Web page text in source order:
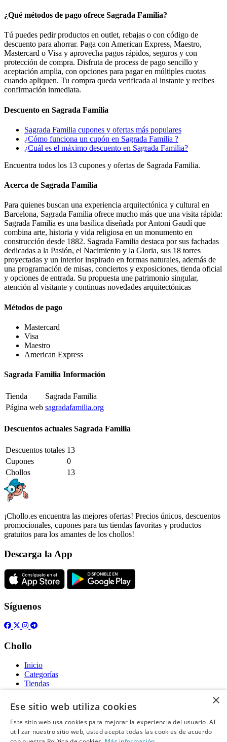
¿Qué métodos de pago ofrece Sagrada Familia?
Tú puedes pedir productos en outlet, rebajas o con código de
descuento para ahorrar. Paga con American Express, Maestro,
Mastercard o Visa y aprovecha pagos rápidos, seguros y con
protección de compra. Disfruta de process de pago sencillo y
aceptación amplia, con opciones para pagar en múltiples cuotas
cuando apliquen. Tu compra queda verificada al instante y recibes
confirmación inmediata.
Descuento en Sagrada Familia
Sagrada Familia cupones y ofertas más populares
¿Cómo funciona un cupón en Sagrada Familia ?
¿Cuál es el máximo descuento en Sagrada Familia?
Encuentra todos los 13 cupones y ofertas de Sagrada Familia.
Acerca de Sagrada Familia
Para quienes buscan una experiencia arquitectónica y cultural en
Barcelona, Sagrada Familia ofrece mucho más que una visita rápida:
Sagrada Familia es una basílica diseñada por Antoni Gaudí que
combina arte, historia y vida religiosa en un monumento en
construcción desde 1882. Sagrada Familia destaca por sus fachadas
dedicadas a la Pasión, el Nacimiento y la Gloria, sus 18 torres
proyectadas y un interior inspirado en formas naturales, además de
una programación de misas, conciertos y exposiciones, tienda oficial
y opciones de entrada. Su propuesta une patrimonio singular,
atención al visitante y continuas novedades arquitectónicas
Métodos de pago
Mastercard
Visa
Maestro
American Express
Sagrada Familia Información
Tienda
Sagrada Familia
Página web sagradafamilia.org
Descuentos actuales Sagrada Familia
Descuentos totales 13
Cupones
0
Chollos
13
¡Chollo.es encuentra las mejores ofertas! Precios únicos, descuentos
promocionales, cupones para tus tiendas favoritas y productos
gratuitos para los amantes de los chollos!
Descarga la App
Síguenos
Chollo
Inicio
Categorías
Tiendas
Gratis
Acerca de
Sobre nosotros
×
Ese sitio web utiliza cookies
Este sitio web usa cookies para mejorar la experiencia del usuario. Al
utilizar nuestro sitio web, usted acepta todas las cookies de acuerdo